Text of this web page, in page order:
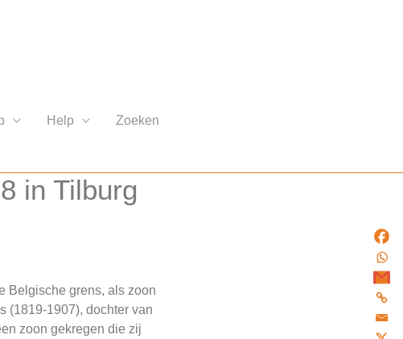
Help Zoeken
in Tilburg
Belgische grens, als zoon
(1819-1907), dochter van
zoon gekregen die zij